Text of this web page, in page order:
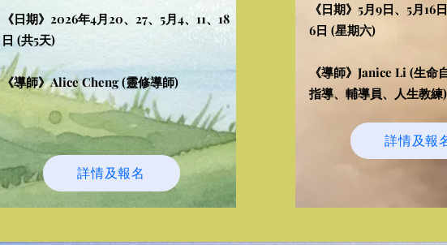
《日期》2026年4月20、27、5月4、11、18
日 (共5天)
​​《導師》Alice Cheng​ (靈修導師)
詳情及報名
《日期》5月9日、5月16
6日 (星期六)
《導師》Janice Li (生命
指導、輔導員、人生教練)
詳情及報